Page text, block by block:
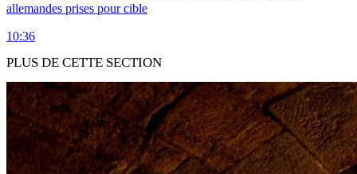
allemandes prises pour cible
10:36
PLUS DE CETTE SECTION